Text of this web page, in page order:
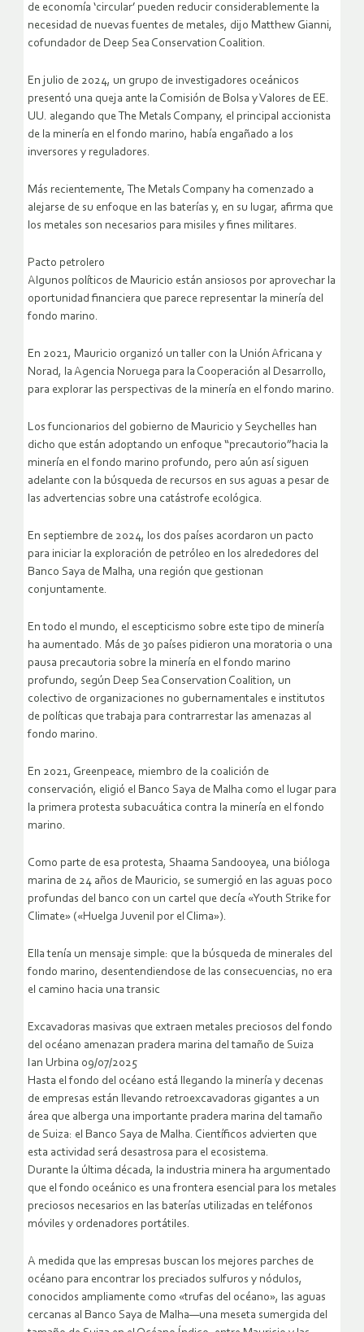
de economía ‘circular’ pueden reducir considerablemente la
necesidad de nuevas fuentes de metales, dijo Matthew Gianni,
cofundador de Deep Sea Conservation Coalition.
En julio de 2024, un grupo de investigadores oceánicos
presentó una queja ante la Comisión de Bolsa y Valores de EE.
UU. alegando que The Metals Company, el principal accionista
de la minería en el fondo marino, había engañado a los
inversores y reguladores.
Más recientemente, The Metals Company ha comenzado a
alejarse de su enfoque en las baterías y, en su lugar, afirma que
los metales son necesarios para misiles y fines militares.
Pacto petrolero
Algunos políticos de Mauricio están ansiosos por aprovechar la
oportunidad financiera que parece representar la minería del
fondo marino.
En 2021, Mauricio organizó un taller con la Unión Africana y
Norad, la Agencia Noruega para la Cooperación al Desarrollo,
para explorar las perspectivas de la minería en el fondo marino.
Los funcionarios del gobierno de Mauricio y Seychelles han
dicho que están adoptando un enfoque “precautorio”hacia la
minería en el fondo marino profundo, pero aún así siguen
adelante con la búsqueda de recursos en sus aguas a pesar de
las advertencias sobre una catástrofe ecológica.
En septiembre de 2024, los dos países acordaron un pacto
para iniciar la exploración de petróleo en los alrededores del
Banco Saya de Malha, una región que gestionan
conjuntamente.
En todo el mundo, el escepticismo sobre este tipo de minería
ha aumentado. Más de 30 países pidieron una moratoria o una
pausa precautoria sobre la minería en el fondo marino
profundo, según Deep Sea Conservation Coalition, un
colectivo de organizaciones no gubernamentales e institutos
de políticas que trabaja para contrarrestar las amenazas al
fondo marino.
En 2021, Greenpeace, miembro de la coalición de
conservación, eligió el Banco Saya de Malha como el lugar para
la primera protesta subacuática contra la minería en el fondo
marino.
Como parte de esa protesta, Shaama Sandooyea, una bióloga
marina de 24 años de Mauricio, se sumergió en las aguas poco
profundas del banco con un cartel que decía «Youth Strike for
Climate» («Huelga Juvenil por el Clima»).
Ella tenía un mensaje simple: que la búsqueda de minerales del
fondo marino, desentendiendose de las consecuencias, no era
el camino hacia una transic
Excavadoras masivas que extraen metales preciosos del fondo
del océano amenazan pradera marina del tamaño de Suiza
Ian Urbina 09/07/2025
Hasta el fondo del océano está llegando la minería y decenas
de empresas están llevando retroexcavadoras gigantes a un
área que alberga una importante pradera marina del tamaño
de Suiza: el Banco Saya de Malha. Científicos advierten que
esta actividad será desastrosa para el ecosistema.
Durante la última década, la industria minera ha argumentado
que el fondo oceánico es una frontera esencial para los metales
preciosos necesarios en las baterías utilizadas en teléfonos
móviles y ordenadores portátiles.
A medida que las empresas buscan los mejores parches de
océano para encontrar los preciados sulfuros y nódulos,
conocidos ampliamente como «trufas del océano», las aguas
cercanas al Banco Saya de Malha—una meseta sumergida del